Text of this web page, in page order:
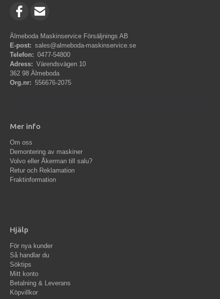
Älmeboda Maskinservice Försäljnings AB
E-post: sales@almeboda-maskinservice.se
Telefon: 0477-54800
Adress: Värendsvägen 10
362 98 Älmeboda
Org.nr: 556676-2075
Mer info
Om oss
Demontering av maskiner
Volvo eller Åkerman till salu?
Retur och Reklamation
Fraktinformation
Hjälp
För nya kunder
Så handlar du
Söktips
Mitt konto
Betalning & Leverans
Köpvillkor